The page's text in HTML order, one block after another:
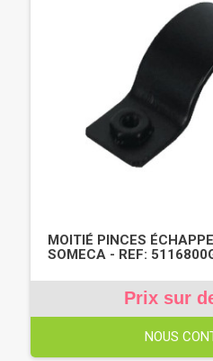
MOITIÉ PINCES
SOMECA - REF:
Prix sur
NOUS